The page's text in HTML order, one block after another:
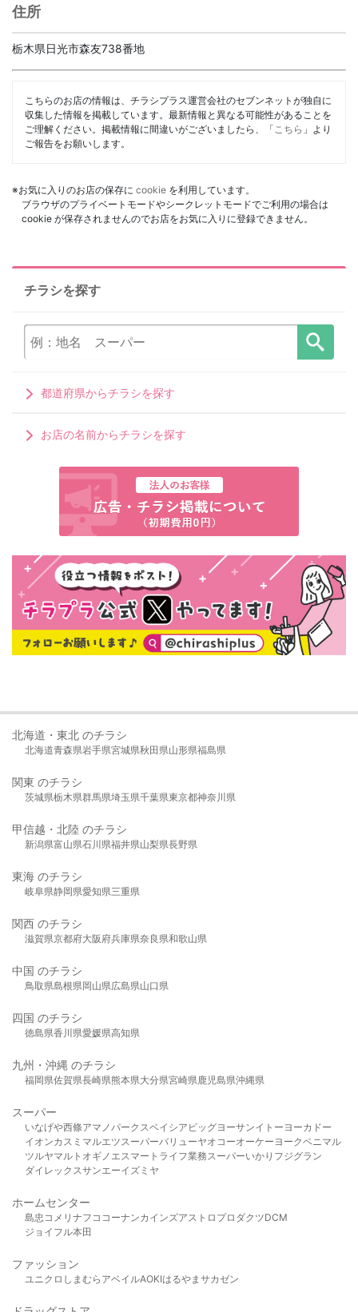
住所
栃木県日光市森友738番地
こちらのお店の情報は、チラシプラス運営会社のセブンネットが独自に
収集した情報を掲載しています。最新情報と異なる可能性があることを
ご理解ください。掲載情報に間違いがございましたら、「 こちら 」より
ご報告をお願いします。
※お気に入りのお店の保存に cookie を利用しています。
ブラウザのプライベートモードやシークレットモードでご利用の場合は
cookie が保存されませんのでお店をお気に入りに登録できません。
チラシを探す
都道府県からチラシを探す
お店の名前からチラシを探す
北海道・東北 のチラシ
北海道青森県岩手県宮城県秋田県山形県福島県
関東 のチラシ
茨城県栃木県群馬県埼玉県千葉県東京都神奈川県
甲信越・北陸 のチラシ
新潟県富山県石川県福井県山梨県長野県
東海 のチラシ
岐阜県静岡県愛知県三重県
関西 のチラシ
滋賀県京都府大阪府兵庫県奈良県和歌山県
中国 のチラシ
鳥取県島根県岡山県広島県山口県
四国 のチラシ
徳島県香川県愛媛県高知県
九州・沖縄 のチラシ
福岡県佐賀県長崎県熊本県大分県宮崎県鹿児島県沖縄県
スーパー
いなげや西條アマノパークスベイシア ビッグヨーサンイトーヨーカドー
イオンカスミ マルエツスーパーバリューヤオコーオーケー ヨークベニマル
ツルヤマルト オギノ エスマート ライフ業務スーパーいかり フジグラン
ダイレックスサンエーイズミヤ
ホームセンター
島忠 コメリ ナフコ コーナンカインズアストロプロダクツDCM
ジョイフル本田
ファッション
ユニクロ しまむら アベイルAOKIはるやま サカゼン